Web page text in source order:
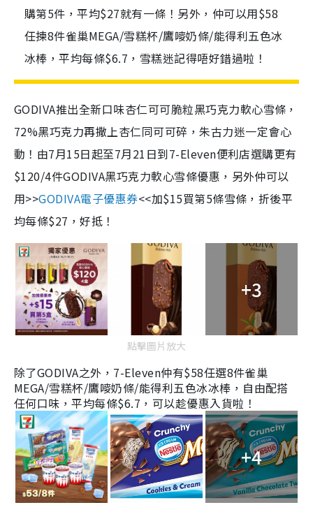
購第5件，平均$27就有一條！另外，仲可以用$58
任揀8件雀巢MEGA/雪糕杯/鷹嘜奶條/能得利五色冰
冰棒，平均每條$6.7，雪糕迷記得唔好錯過啦！
GODIVA推出全新口味杏仁可可脆粒黑巧克力軟心雪條，
72%黑巧克力再撒上杏仁同可可碎，朱古力迷一定會心
動！ 由7月15日起至7月21日到7-Eleven便利店選購更有
$120/4件GODIVA黑巧克力軟心雪條優惠，另外仲可以
用>>GODIVA電子優惠券<<加$15買第5條雪條，折後平
均每條$27，好抵 ！
+3
點擊圖片放大
除了GODIVA之外，7-Eleven仲有$58任選8件雀巢
MEGA/雪糕杯/鷹嘜奶條/能得利五色冰冰棒， 自由配搭
任何口味，平均每條$6.7，可以趁優惠入貨啦！
+4